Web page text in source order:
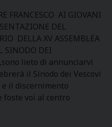
FRANCESCO AI GIOVANI
DEL
DELLA XV ASSEMBLEA
SINODO DEI
lieto di annunciarvi
il Sinodo dei Vescovi
il discernimento
foste voi al centro